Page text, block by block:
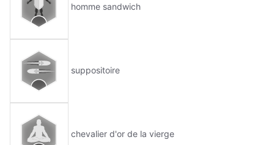
homme sandwich
suppositoire
chevalier d'or de la vierge